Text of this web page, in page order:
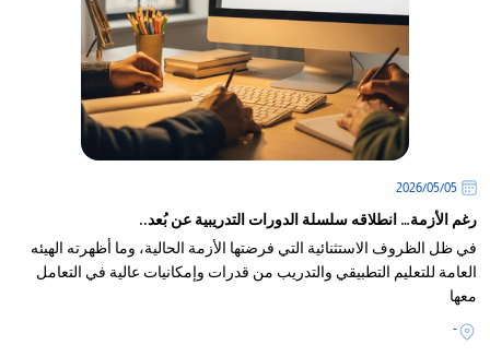
05‏/05‏/2026
رغم الأزمة… انطلاقه سلسلة الدورات التدريبية عن بُعد..
في ظل الظروف الاستثنائية التي فرضتها الأزمة الحالية، وما أظهرته الهيئه
العامة للتعليم التطبيقي والتدريب من قدرات وإمكانيات عالية في التعامل
معها
-